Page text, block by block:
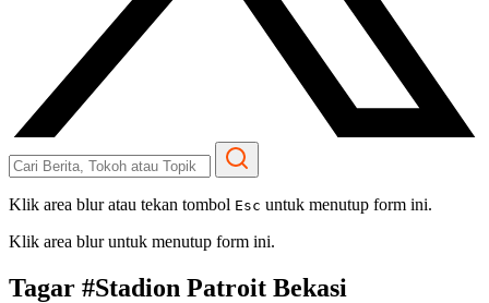
Klik area blur atau tekan tombol Esc untuk menutup form ini.
Klik area blur untuk menutup form ini.
Tagar #Stadion Patroit Bekasi